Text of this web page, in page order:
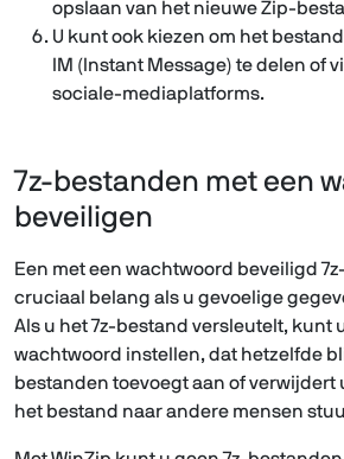
opslaan van het nieuwe Zip-
U kunt ook kiezen om het
IM (Instant Message) te delen of
sociale-mediaplatforms.
7z-bestanden met een
beveiligen
Een met een wachtwoord beveiligd
cruciaal belang als u gevoelige
Als u het 7z-bestand versleutelt, kunt
wachtwoord instellen, dat hetzelfde
bestanden toevoegt aan of verwijdert
het bestand naar andere mensen